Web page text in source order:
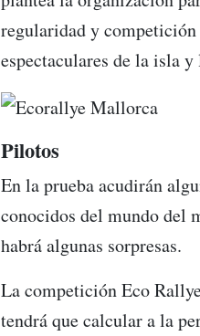
regularidad y competición
espectaculares de la isla
Pilotos
En la prueba acudirán
conocidos del mundo del
habrá algunas sorpresas.
La competición Eco
tendrá que calcular a la